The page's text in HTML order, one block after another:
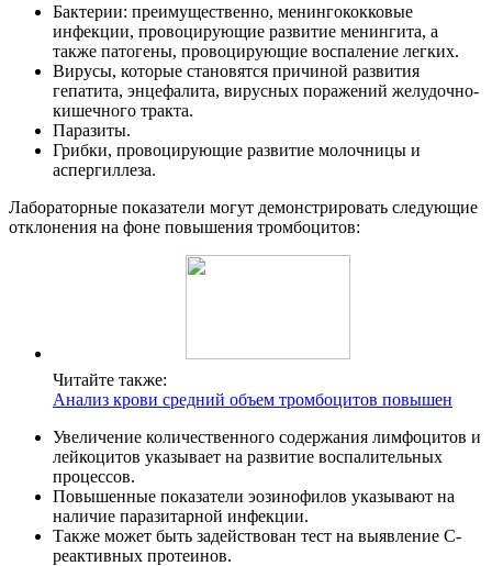
Бактерии: преимущественно, менингококковые
инфекции, провоцирующие развитие менингита, а
также патогены, провоцирующие воспаление легких.
Вирусы, которые становятся причиной развития
гепатита, энцефалита, вирусных поражений желудочно-
кишечного тракта.
Паразиты.
Грибки, провоцирующие развитие молочницы и
аспергиллеза.
Лабораторные показатели могут демонстрировать следующие
отклонения на фоне повышения тромбоцитов:
Читайте также:
Анализ крови средний объем тромбоцитов повышен
Увеличение количественного содержания лимфоцитов и
лейкоцитов указывает на развитие воспалительных
процессов.
Повышенные показатели эозинофилов указывают на
наличие паразитарной инфекции.
Также может быть задействован тест на выявление С-
реактивных протеинов.